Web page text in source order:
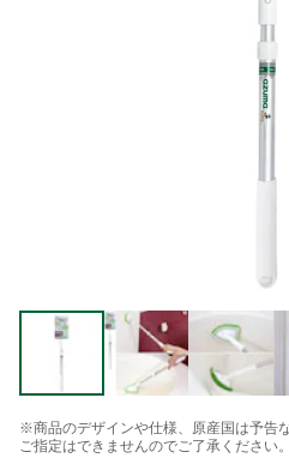
※商品のデザインや仕様、原産国は予告
ご指定はできませんのでご了承ください。